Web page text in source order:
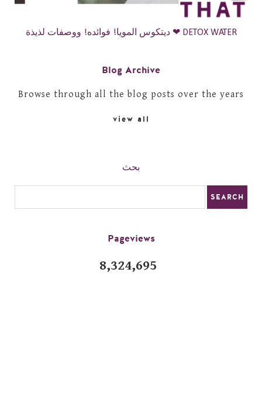
ديتكوس المويا! فوائده! ووصفات لذيذة ❤ DETOX WATER
Blog Archive
Browse through all the blog posts over the years
view all
بحث
Pageviews
8,324,695